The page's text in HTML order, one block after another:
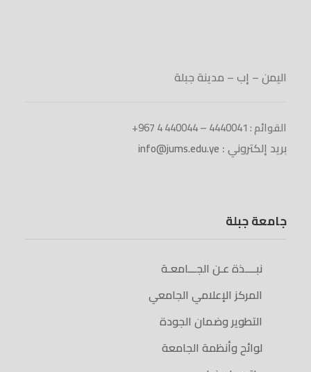
اليمن – إب – مدينة جبلة
القوائم : 4440041 – 440044 4 967+
بريد إلكتروني : info@jums.edu.ye
جامعة جبلة
نبــــذة عـن الجـــامعـة
المركز الإعلامي الجامعي
التطوير وضمان الجودة
لوائح وأنظمة الجامعة